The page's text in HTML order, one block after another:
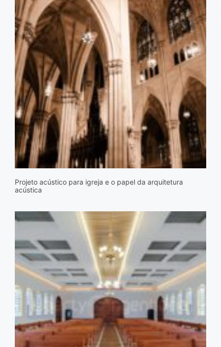
Projeto acústico para igreja e o papel da arquitetura
acústica